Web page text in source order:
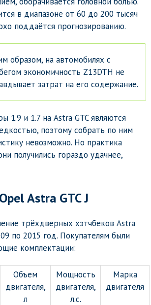
в диапазоне от 60 до 200 тысяч
поддаётся прогнозированию.
образом, на автомобилях с
экономичность Z13DTH не
затрат на его содержание.
1.9 и 1.7 на Astra GTC являются
поэтому собрать по ним
невозможно. Но практика
получились гораздо удачнее,
Opel Astra GTC J
трёхдверных хэтчбеков Astra
по 2015 год. Покупателям были
комплектации:
Объем
двигателя,
л
Мощность
двигателя,
л.с.
Марка
двигателя